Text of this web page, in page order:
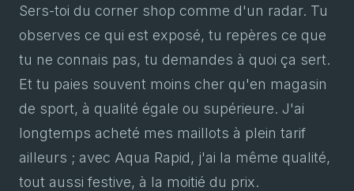
Sers-toi du corner shop comme d'un radar. Tu
observes ce qui est exposé, tu repères ce que
tu ne connais pas, tu demandes à quoi ça sert.
Et tu paies souvent moins cher qu'en magasin
de sport, à qualité égale ou supérieure. J'ai
longtemps acheté mes maillots à plein tarif
ailleurs ; avec Aqua Rapid, j'ai la même qualité,
tout aussi festive, à la moitié du prix.